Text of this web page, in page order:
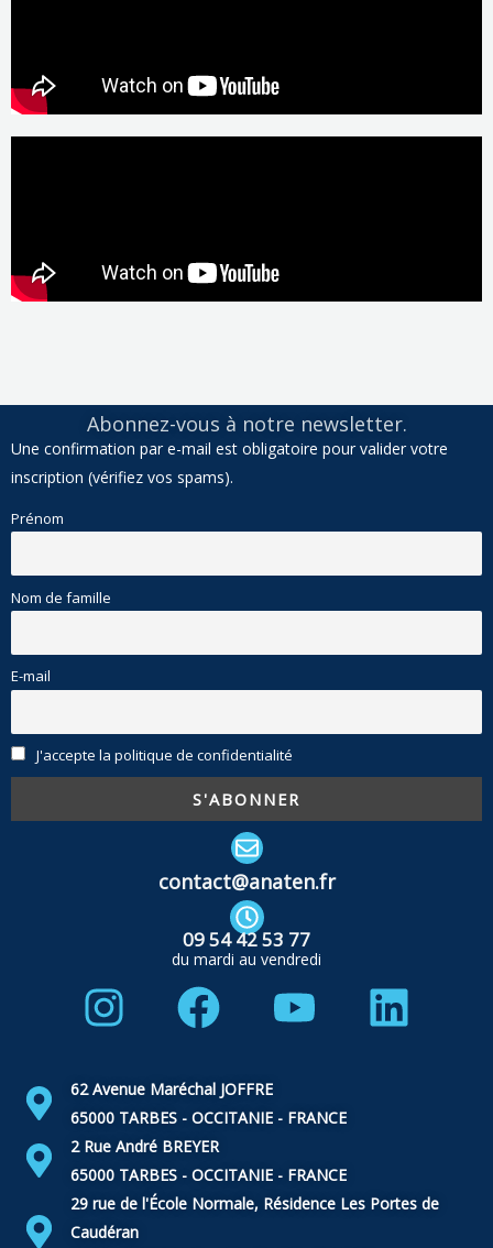
Abonnez-vous à notre newsletter.
Une confirmation par e-mail est obligatoire pour valider votre
inscription (vérifiez vos spams).
Prénom
Nom de famille
E-mail
J'accepte la politique de confidentialité
contact@anaten.fr
09 54 42 53 77
du mardi au vendredi
Instagram
Facebook
Youtube
62 Avenue Maréchal JOFFRE
65000 TARBES - OCCITANIE - FRANCE
2 Rue André BREYER
65000 TARBES - OCCITANIE - FRANCE
29 rue de l'École Normale, Résidence Les Portes de
Caudéran